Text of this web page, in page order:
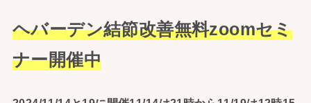
ヘバーデン結節改善無料zoomセミ
ナー開催中